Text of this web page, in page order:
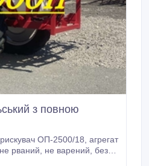
з повною
ОП-2500/18, агрегат